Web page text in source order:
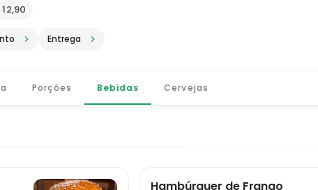
João Nepomuceno - MG · Pediu,
Entrega
Porções Bebidas Cervejas
Hambúrguer de Frango